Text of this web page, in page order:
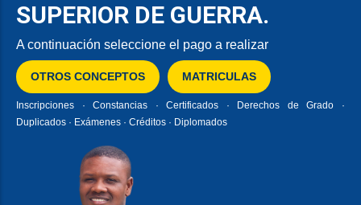
SUPERIOR DE GUERRA.
A continuación seleccione el pago a realizar
OTROS CONCEPTOS MATRICULAS
Inscripciones · Constancias · Certificados · Derechos de Grado ·
Duplicados · Exámenes · Créditos · Diplomados